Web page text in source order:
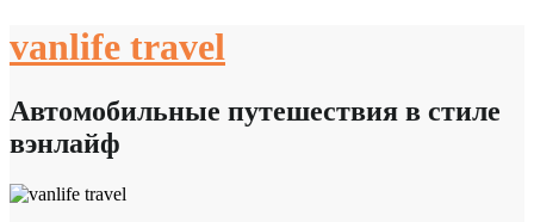
to
vanlife travel
Автомобильные путешествия в стиле
вэнлайф